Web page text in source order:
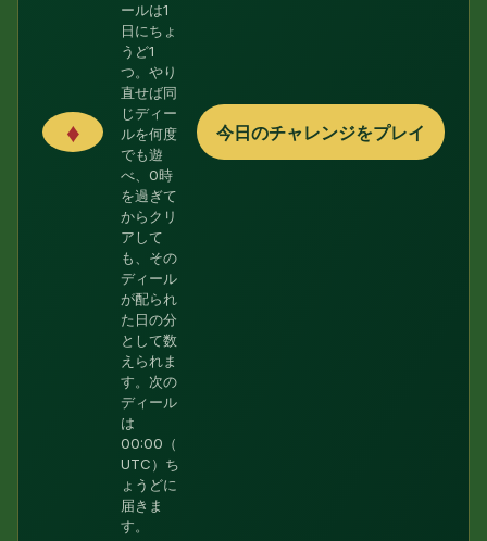
♦
ールは1
日にちょ
うど1
つ。やり
直せば同
じディー
ルを何度
でも遊
べ、0時
を過ぎて
からクリ
アして
も、その
ディール
が配られ
た日の分
として数
えられま
す。次の
ディール
は
00:00（
UTC）ち
ょうどに
届きま
す。
今日のチャレンジをプレイ